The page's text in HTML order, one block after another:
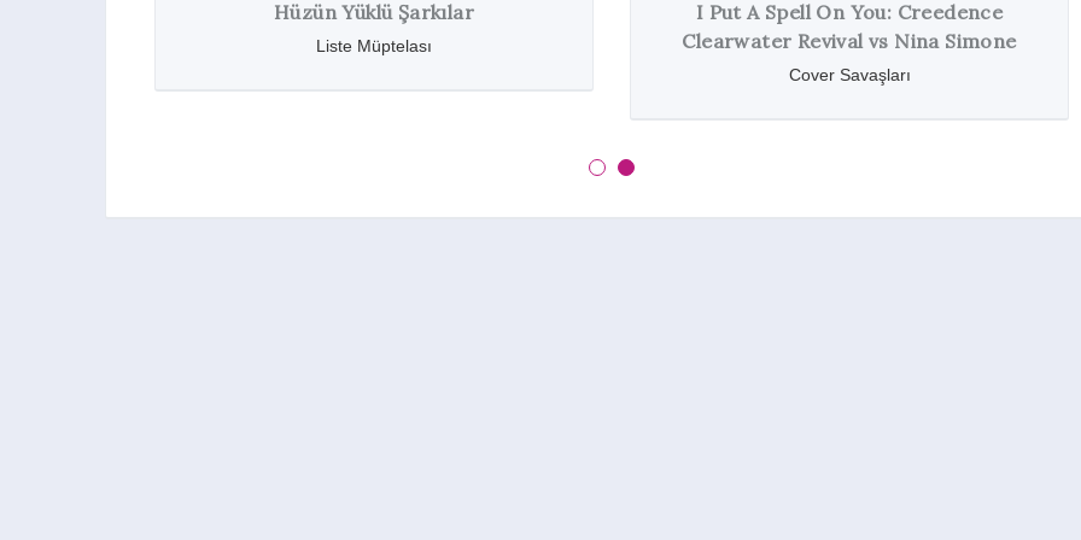
Nina Simone Dokümanteri: What
Happened Miss Simone?
Hüzün Yüklü Şarkılar
Liste Müptelası